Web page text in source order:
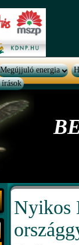
Megújjuló energia
Nyikos